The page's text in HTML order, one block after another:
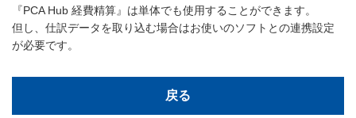
『PCA Hub 経費精算』は単体でも使用することができます。
但し、仕訳データを取り込む場合はお使いのソフトとの連携設定
が必要です。
戻る